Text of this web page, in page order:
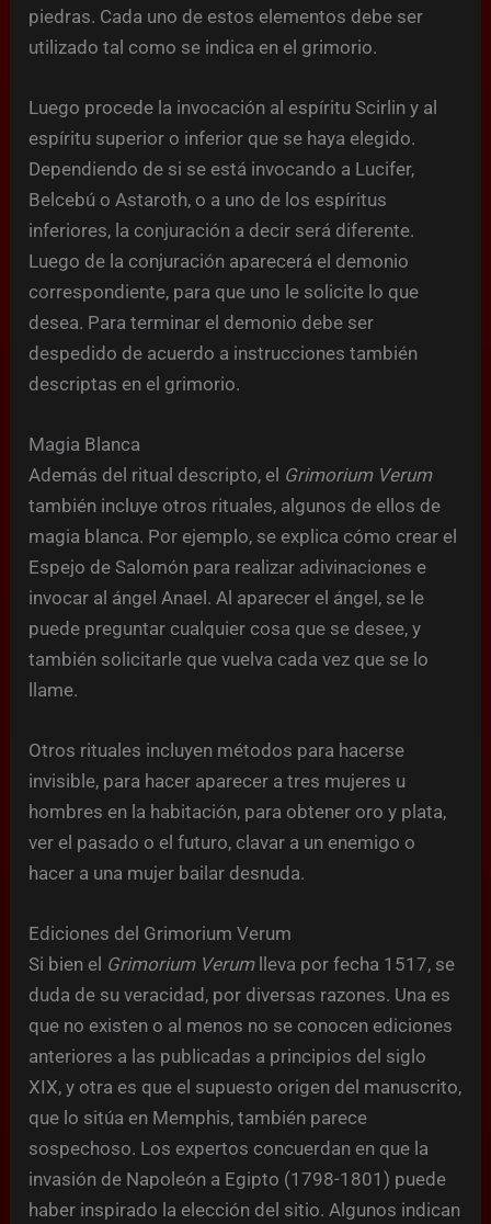
piedras. Cada uno de estos elementos debe ser
utilizado tal como se indica en el grimorio.
Luego procede la invocación al espíritu Scirlin y al
espíritu superior o inferior que se haya elegido.
Dependiendo de si se está invocando a Lucifer,
Belcebú o Astaroth, o a uno de los espíritus
inferiores, la conjuración a decir será diferente.
Luego de la conjuración aparecerá el demonio
correspondiente, para que uno le solicite lo que
desea. Para terminar el demonio debe ser
despedido de acuerdo a instrucciones también
descriptas en el grimorio.
Magia Blanca
Además del ritual descripto, el Grimorium Verum
también incluye otros rituales, algunos de ellos de
magia blanca. Por ejemplo, se explica cómo crear el
Espejo de Salomón para realizar adivinaciones e
invocar al ángel Anael. Al aparecer el ángel, se le
puede preguntar cualquier cosa que se desee, y
también solicitarle que vuelva cada vez que se lo
llame.
Otros rituales incluyen métodos para hacerse
invisible, para hacer aparecer a tres mujeres u
hombres en la habitación, para obtener oro y plata,
ver el pasado o el futuro, clavar a un enemigo o
hacer a una mujer bailar desnuda.
Ediciones del Grimorium Verum
Si bien el Grimorium Verumlleva por fecha 1517, se
duda de su veracidad, por diversas razones. Una es
que no existen o al menos no se conocen ediciones
anteriores a las publicadas a principios del siglo
XIX, y otra es que el supuesto origen del manuscrito,
que lo sitúa en Memphis, también parece
sospechoso. Los expertos concuerdan en que la
invasión de Napoleón a Egipto (1798-1801) puede
haber inspirado la elección del sitio. Algunos indican